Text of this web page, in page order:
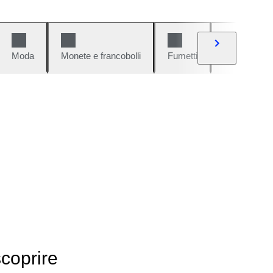
Moda Monete e francobolli Fumetti